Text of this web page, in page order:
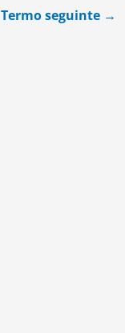
Termo seguinte →